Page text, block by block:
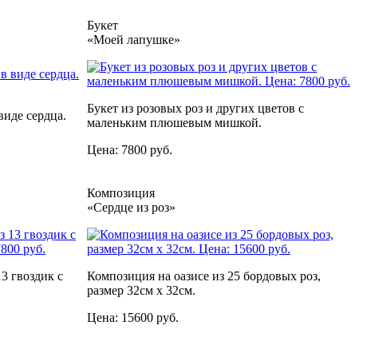
сердца.
Букет
«Моей лапушке»
Букет из розовых роз и других цветов с
маленьким плюшевым мишкой.
Цена: 7800 руб.
гвоздик с
Композиция
«Сердце из роз»
Композиция на оазисе из 25 бордовых роз,
размер 32см х 32см.
Цена: 15600 руб.